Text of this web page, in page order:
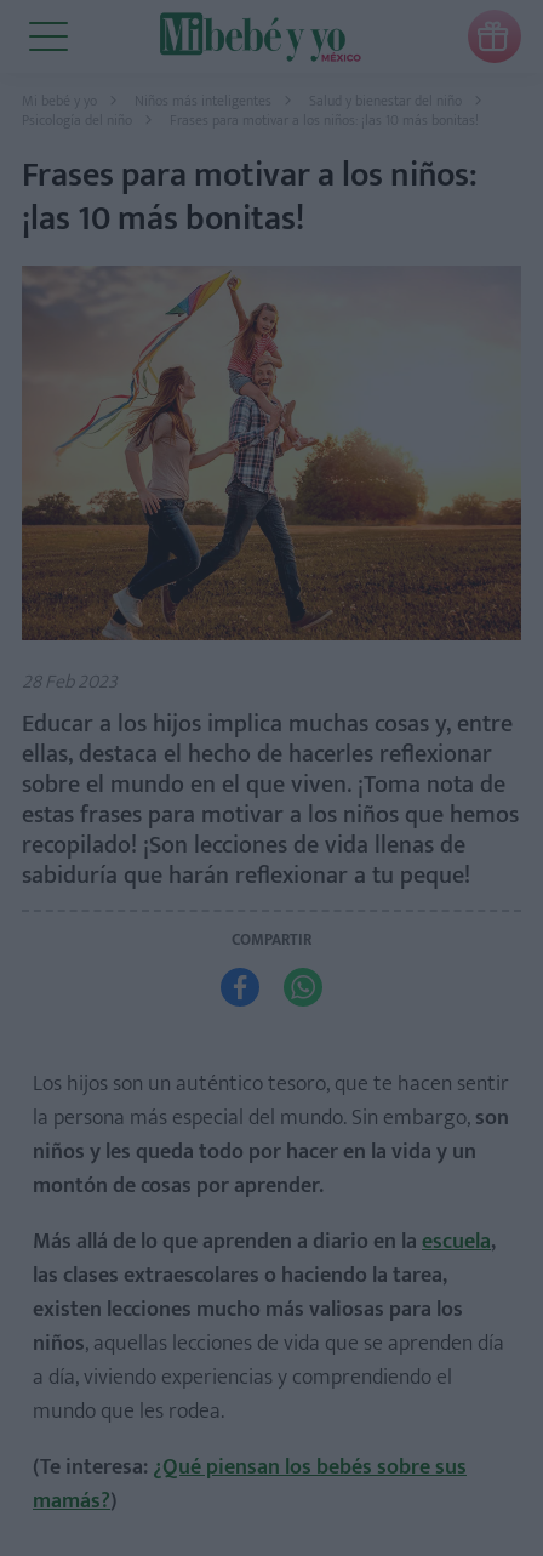

Mi bebé y yo Niños más inteligentes
Salud y bienestar del niño
Psicología del niño
Frases para motivar a los niños: ¡las 10 más bonitas!
Frases para motivar a los niños:
¡las 10 más bonitas!
28 Feb 2023
Educar a los hijos implica muchas cosas y, entre
ellas, destaca el hecho de hacerles reflexionar
sobre el mundo en el que viven. ¡Toma nota de
estas frases para motivar a los niños que hemos
recopilado! ¡Son lecciones de vida llenas de
sabiduría que harán reflexionar a tu peque!
COMPARTIR
 
Los hijos son un auténtico tesoro, que te hacen sentir
la persona más especial del mundo. Sin embargo,son
niños y les queda todo por hacer en la vida y un
montón de cosas por aprender.
Más allá de lo que aprenden a diario en laescuela,
las clases extraescolares o haciendo la tarea,
existen lecciones mucho más valiosas para los
niños, aquellas lecciones de vida que se aprenden día
a día, viviendo experiencias y comprendiendo el
mundo que les rodea.
(Te interesa: ¿Qué piensan los bebés sobre sus
mamás?)